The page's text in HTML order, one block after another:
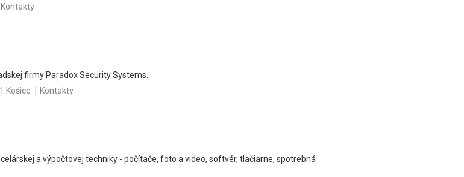
Kontakty
firmy Paradox Security Systems.
Košice Kontakty
a výpočtovej techniky - počítače, foto a video, softvér, tlačiarne, spotrebná